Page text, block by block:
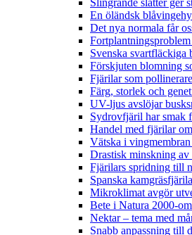
En öländsk
Det nya normala får
Svenska svartfläckiga
Förskjuten blomning
Fjärilar som
Färg, storlek och
UV-ljus avslöjar
Sydrovfjäril har smak
Handel med fjärilar
Vätska i
Drastisk minskning av
Fjärilars spridning till
Spanska
Mikroklimat avgör
Bete i Natura 2000-
Nektar – tema med
Snabb anpassning till